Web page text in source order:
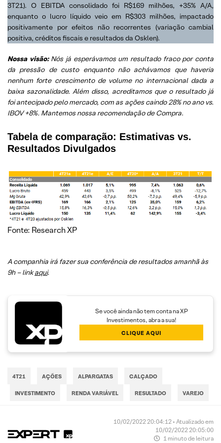
3T21). O EBITDA consolidado foi R$169 milhões, +35% A/A,
enquanto o lucro líquido veio em R$303 milhões, impactado
positivamente por efeitos não recorrentes (variação cambial
positiva, créditos fiscais e resultados da Osklen).
Nossa visão: Nós já esperávamos um resultado fraco por conta
da pressão de custo enquanto não achávamos que haveria
nenhum forte crescimento de volume no internacional dada a
baixa sazonalidade. Além disso, acreditamos que o resultado já
foi antecipado pelo mercado, com as ações caindo 28% no ano vs.
IBOV +8%. Mantemos nossa recomendação de Compra.
Tabela de comparação: Estimativas vs.
Resultados Divulgados
Fonte: Research XP
A companhia irá fazer sua conferência de resultados amanhã às
9h – linkaqui.
Se você ainda não tem conta na XP
Investimentos, abra a sua!
CLIQUE AQUI
4T21 AÇÕES ALPARGATAS CALÇADO
INVESTIMENTO RENDA VARIÁVEL RESULTADO VAREJO
10/02/2022 20:04:12 • Atualizado em
10/02/2022 20:05:00
1 minuto de leitura